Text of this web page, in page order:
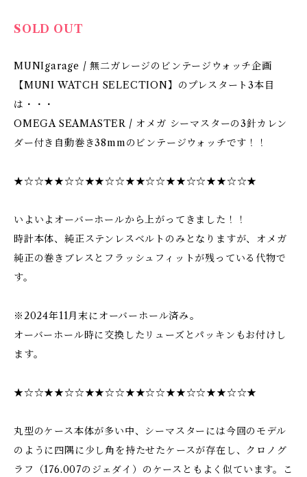
SOLD OUT
MUNIgarage / 無二ガレージのビンテージウォッチ企画
【MUNI WATCH SELECTION】のプレスタート3本目
は・・・
OMEGA SEAMASTER / オメガ シーマスターの3針カレン
ダー付き自動巻き38mmのビンテージウォッチです！！
★☆☆★★☆☆★★☆☆★★☆☆★★☆☆★★☆☆★
いよいよオーバーホールから上がってきました！！
時計本体、純正ステンレスベルトのみとなりますが、オメガ
純正の巻きブレスとフラッシュフィットが残っている代物で
す。
※2024年11月末にオーバーホール済み。
オーバーホール時に交換したリューズとパッキンもお付けし
ます。
★☆☆★★☆☆★★☆☆★★☆☆★★☆☆★★☆☆★
丸型のケース本体が多い中、シーマスターには今回のモデル
のように四隅に少し角を持たせたケースが存在し、クロノグ
ラフ（176.007のジェダイ）のケースともよく似ています。こ